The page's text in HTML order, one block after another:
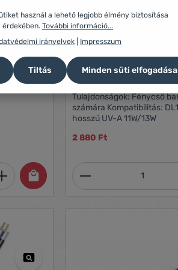
(3LC007)
UV
és
a
meg a kívánt
Tulajdonságok: Fénycső bankjegyvizsgálók
számára Kompatibilitás: DL109 23,5 cm
hosszú UV-A 11W/13W
2 880 Ft
használ a lehető legjobb élmény biztosítása
érdekében. További információ...
irányelvek
Impresszum
Tiltás Minden süti elfogadása